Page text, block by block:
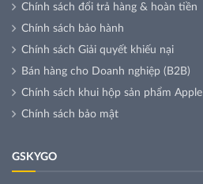
Chính sách đổi trả hàng & hoàn tiền
Chính sách bảo hành
Chính sách Giải quyết khiếu nại
Bán hàng cho Doanh nghiệp (B2B)
Chính sách khui hộp sản phẩm Apple
Chính sách bảo mật
GSKYGO